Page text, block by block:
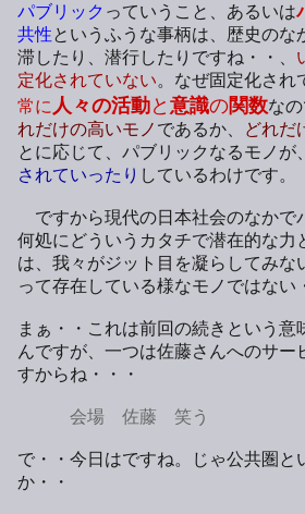
パブリック っていうこと、あるいは
共性というふうな事柄は、歴史の
滞したり、潜行したりですね・・、
定化されていない。なぜ固定化され
常に 人々の活動と 意識の関数な
れだけの高いモノ であるか、 どれだ
とに応じて、パブリックなるモノが、
されていったり しているわけです。
ですから現代の日本社会のなかで
何処にどういうカタチで潜在的な
は、我々がジット目を凝らしてみ
って存在している様なモノではな
まぁ・・これは前回の続きという
んですが、一つは佐藤さんへのサ
すからね・・・
会場 佐藤 笑う
で・・今日はですね。じゃ公共圏
か・・